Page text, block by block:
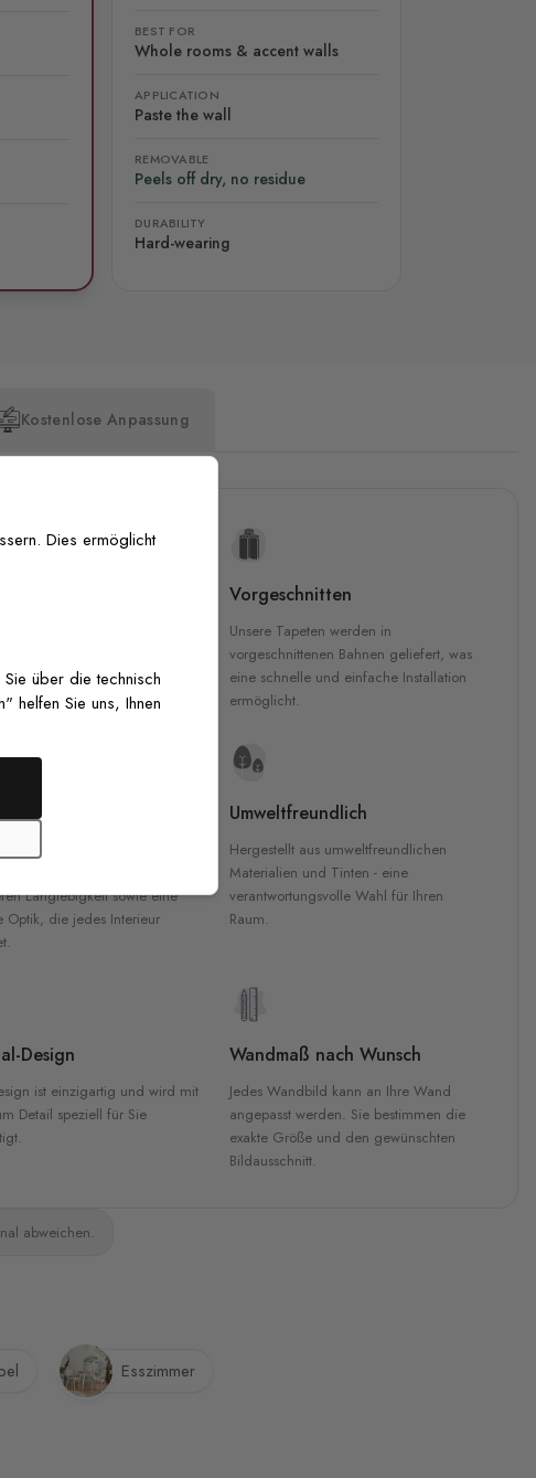
BEST FOR
Whole rooms & accent walls
APPLICATION
Paste the wall
REMOVABLE
Peels off dry, no residue
DURABILITY
Hard-wearing
Kostenlose Anpassung
Tinten für garantierte
in Innenräumen.
Vorgeschnitten
Unsere Tapeten werden in
vorgeschnittenen Bahnen geliefert, was
eine schnelle und einfache Installation
ermöglicht.
Materialien
Langlebigkeit sowie eine
Optik, die jedes Interieur
Umweltfreundlich
Hergestellt aus umweltfreundlichen
Materialien und Tinten - eine
verantwortungsvolle Wahl für Ihren
Raum.
Design
ist einzigartig und wird mit
Detail speziell für Sie
Wandmaß nach Wunsch
Jedes Wandbild kann an Ihre Wand
angepasst werden. Sie bestimmen die
exakte Größe und den gewünschten
Bildausschnitt.
abweichen.
Esszimmer
Dies ermöglicht
über die technisch
helfen Sie uns, Ihnen